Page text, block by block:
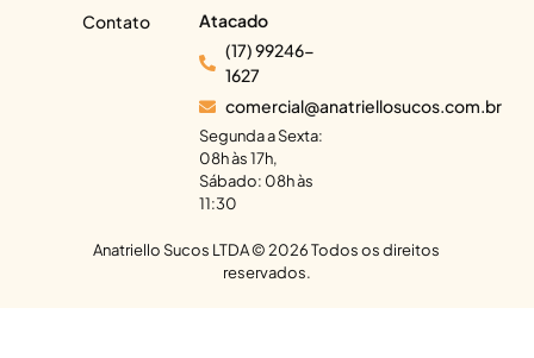
Contato
Atacado
(17) 99246-
1627
comercial@anatriellosucos.com.br
Segunda a Sexta:
08h às 17h,
Sábado: 08h às
11:30
Anatriello Sucos LTDA ©2026Todos os direitos
reservados.